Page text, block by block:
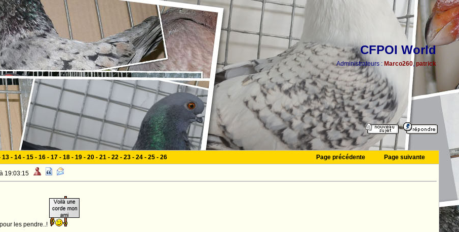
CFPOI World
Administrateurs : Marco260, patrick
13- 14- 15- 16- 17- 18- 19- 20- 21- 22- 23- 24- 25- 26 Page précédente
Page suivante
19:03:15
les pendre..!